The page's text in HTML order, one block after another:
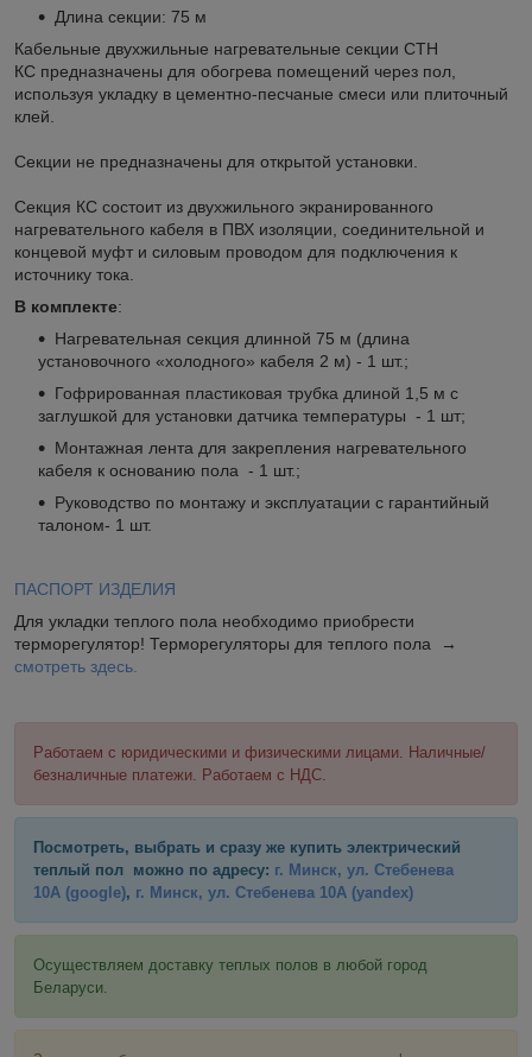
Длина секции: 75 м
Кабельные двухжильные нагревательные секции СТН
КС предназначены для обогрева помещений через пол,
используя укладку в цементно-песчаные смеси или плиточный
клей.
Секции не предназначены для открытой установки.
Секция КС состоит из двухжильного экранированного
нагревательного кабеля в ПВХ изоляции, соединительной и
концевой муфт и силовым проводом для подключения к
источнику тока.
В комплекте:
Нагревательная секция длинной 75 м (длина
установочного «холодного» кабеля 2 м) - 1 шт.;
Гофрированная пластиковая трубка длиной 1,5 м с
заглушкой для установки датчика температуры - 1 шт;
Монтажная лента для закрепления нагревательного
кабеля к основанию пола - 1 шт.;
Руководство по монтажу и эксплуатации с гарантийный
талоном- 1 шт.
ПАСПОРТ ИЗДЕЛИЯ
Для укладки теплого пола необходимо приобрести
терморегулятор! Терморегуляторы для теплого пола →
смотреть здесь.
Работаем с юридическими и физическими лицами. Наличные/
безналичные платежи. Работаем с НДС.
Посмотреть, выбрать и сразу же купить электрический
теплый пол можно по адресу: г. Минск, ул. Стебенева
10А (google), г. Минск, ул. Стебенева 10А (yandex)
Осуществляем доставку теплых полов в любой город
Беларуси.